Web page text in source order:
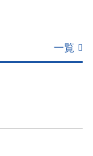
一覧